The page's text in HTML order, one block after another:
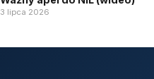
3 lipca 2026